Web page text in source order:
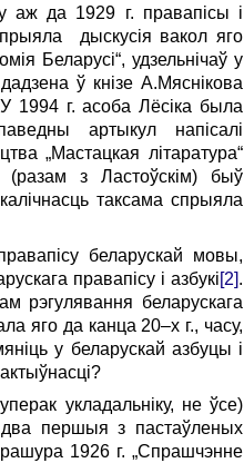
аж да 1929 г. правапісы і
дыскусія вакол яго
Беларусі“, удзель­­нічаў у
ў кнізе А.Мяснікова
1994 г. асоба Лёсіка была
артыкул напісалі
„Мастацкая літаратура“
(разам з Ластоўскім) быў
таксама спрыяла
беларускай мовы,
правапісу і азбукі[2].
рэгулявання беларускага
яго да канца 20–х г., часу,
у беларускай азбуцы і
укладальніку, не ўсе)
два першыя з пастаўленых
1926 г. „Спрашчэнне